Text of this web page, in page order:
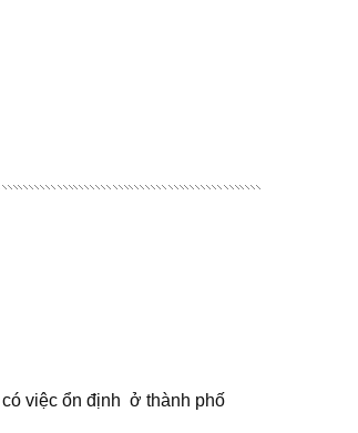
việc ổn định ở thành phố